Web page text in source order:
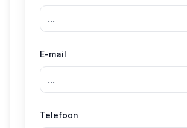
E-mail
Telefoon